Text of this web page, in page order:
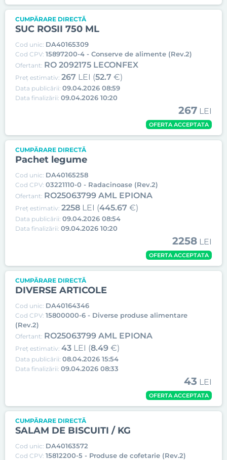
CUMPĂRARE DIRECTĂ
SUC ROSII 750 ML
Cod unic: DA40165309
Cod CPV: 15897200-4 - Conserve de alimente (Rev.2)
Ofertant: RO 2092175 LECONFEX
Preț estimativ: 267 LEI (52.7 €)
Data publicării: 09.04.2026 08:59
Data finalizării: 09.04.2026 10:20
267 LEI
OFERTA ACCEPTATA
CUMPĂRARE DIRECTĂ
Pachet legume
Cod unic: DA40165258
Cod CPV: 03221110-0 - Radacinoase (Rev.2)
Ofertant: RO25063799 AML EPIONA
Preț estimativ: 2258 LEI (445.67 €)
Data publicării: 09.04.2026 08:54
Data finalizării: 09.04.2026 10:20
2258 LEI
OFERTA ACCEPTATA
CUMPĂRARE DIRECTĂ
DIVERSE ARTICOLE
Cod unic: DA40164346
Cod CPV: 15800000-6 - Diverse produse alimentare
(Rev.2)
Ofertant: RO25063799 AML EPIONA
Preț estimativ: 43 LEI (8.49 €)
Data publicării: 08.04.2026 15:54
Data finalizării: 09.04.2026 08:33
43 LEI
OFERTA ACCEPTATA
CUMPĂRARE DIRECTĂ
SALAM DE BISCUITI / KG
Cod unic: DA40163572
Cod CPV: 15812200-5 - Produse de cofetarie (Rev.2)